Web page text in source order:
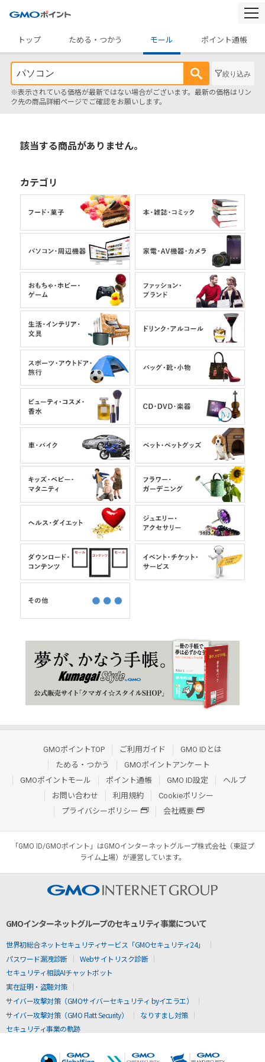
トップ
ためる・つかう モール ポイント通帳
絞り込み
※表示されている価格が最新ではない場合がございます。最新の価格はリン
ク先の商品詳細ページでご確認をお願いします。
該当する商品がありません。
カテゴリ
GMOポイントTOP ご利用ガイド
GMO IDとは
ためる・つかう
GMOポイントアンケート
GMOポイントモール
ポイント通帳 GMO ID設定
ヘルプ
お問い合わせ
利用規約
Cookieポリシー
プライバシーポリシー
会社概要
「GMO ID/GMOポイント」はGMOインターネットグループ株式会社（東証プ
ライム上場）が運営しています。
GMOインターネットグループのセキュリティ事業について
世界初総合ネットセキュリティサービス「GMOセキュリティ24」
パスワード漏洩診断
Webサイトリスク診断
セキュリティ相談AIチャットボット
実在証明・盗聴対策
サイバー攻撃対策（GMOサイバーセキュリティ byイエラエ）
サイバー攻撃対策（GMO Flatt Security）
なりすまし対策
セキュリティ事業の軌跡